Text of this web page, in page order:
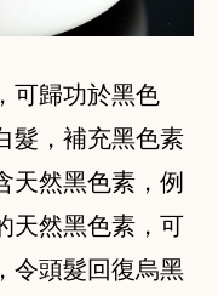
可歸功於黑色
髮，補充黑色素
天然黑色素，例
天然黑色素，可
令頭髮回復烏黑